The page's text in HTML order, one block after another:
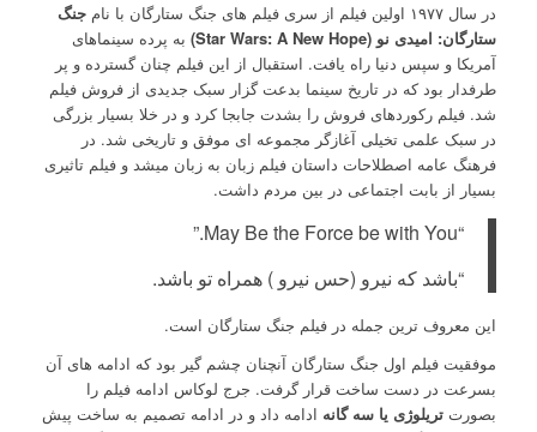
در سال ۱۹۷۷ اولین فیلم از سری فیلم های جنگ ستارگان با نام
جنگ
ستارگان: امیدی نو (Star Wars: A New Hope)
به پرده سینماهای
آمریکا و سپس دنیا راه یافت. استقبال از این فیلم چنان گسترده و پر
طرفدار بود که در تاریخ سینما بدعت گزار سبک جدیدی از فروش فیلم
شد. فیلم رکوردهای فروش را بشدت جابجا کرد و در خلا بسیار بزرگی
در سبک علمی تخیلی آغازگر مجموعه ای موفق و تاریخی شد. در
فرهنگ عامه اصطلاحات داستان فیلم زبان به زبان میشد و فیلم تاثیری
بسیار از بابت اجتماعی در بین مردم داشت.
“May Be the Force be with You.”
“باشد که نیرو (حس نیرو ) همراه تو باشد.
این معروف ترین جمله در فیلم جنگ ستارگان است.
موفقیت فیلم اول جنگ ستارگان آنچنان چشم گیر بود که ادامه های آن
بسرعت در دست ساخت قرار گرفت. جرج لوکاس ادامه فیلم را
بصورت تریلوژی یا سه گانه ادامه داد و در ادامه تصمیم به ساخت پیش